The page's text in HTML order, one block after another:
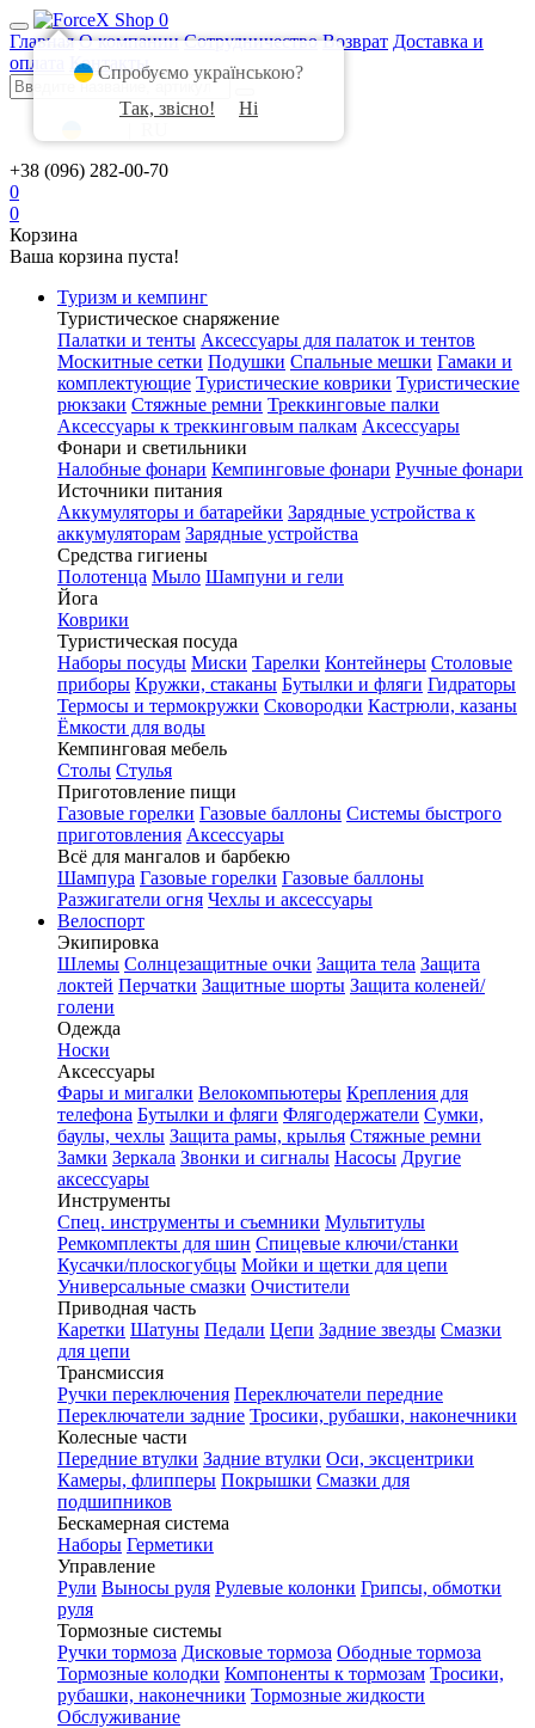
0
Главная О компании Сотрудничество Возврат Доставка и
оплата
Контакты
+38 (096) 282-00-70
0
0
Корзина
Ваша корзина пуста!
Туризм и кемпинг
Туристическое снаряжение
Палатки и тенты Аксессуары для палаток и тентов
Москитные сетки Подушки Спальные мешки Гамаки и
комплектующие Туристические коврики Туристические
рюкзаки Стяжные ремни Треккинговые палки
Аксессуары к треккинговым палкам Аксессуары
Фонари и светильники
Налобные фонари Кемпинговые фонари Ручные фонари
Источники питания
Аккумуляторы и батарейки Зарядные устройства к
аккумуляторам Зарядные устройства
Средства гигиены
Полотенца Мыло Шампуни и гели
Йога
Коврики
Туристическая посуда
Наборы посуды Миски Тарелки Контейнеры Столовые
приборы Кружки, стаканы Бутылки и фляги Гидраторы
Термосы и термокружки Сковородки Кастрюли, казаны
Ёмкости для воды
Кемпинговая мебель
Столы Стулья
Приготовление пищи
Газовые горелки Газовые баллоны Системы быстрого
приготовления Аксессуары
Всё для мангалов и барбекю
Шампура Газовые горелки Газовые баллоны
Разжигатели огня Чехлы и аксессуары
Велоспорт
Экипировка
Шлемы Солнцезащитные очки Защита тела Защита
локтей Перчатки Защитные шорты Защита коленей/
голени
Одежда
Носки
Аксессуары
Фары и мигалки Велокомпьютеры Крепления для
телефона Бутылки и фляги Флягодержатели Сумки,
баулы, чехлы Защита рамы, крылья Стяжные ремни
Замки Зеркала Звонки и сигналы Насосы Другие
аксессуары
Инструменты
Спец. инструменты и съемники Мультитулы
Ремкомплекты для шин Спицевые ключи/станки
Кусачки/плоскогубцы Мойки и щетки для цепи
Универсальные смазки Очистители
Приводная часть
Каретки Шатуны Педали Цепи Задние звезды Смазки
для цепи
Трансмиссия
Ручки переключения Переключатели передние
Переключатели задние Тросики, рубашки, наконечники
Колесные части
Передние втулки Задние втулки Оси, эксцентрики
Камеры, флипперы Покрышки Смазки для
подшипников
Бескамерная система
Наборы Герметики
Управление
Рули Выносы руля Рулевые колонки Грипсы, обмотки
руля
Тормозные системы
Ручки тормоза Дисковые тормоза Ободные тормоза
Тормозные колодки Компоненты к тормозам Тросики,
рубашки, наконечники Тормозные жидкости
Обслуживание
Спробуємо українською?
Так, звісно!
Ні